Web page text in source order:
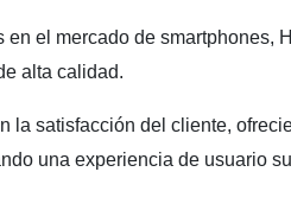
el mercado de smartphones,
alta calidad.
la satisfacción del cliente,
una experiencia de usuario